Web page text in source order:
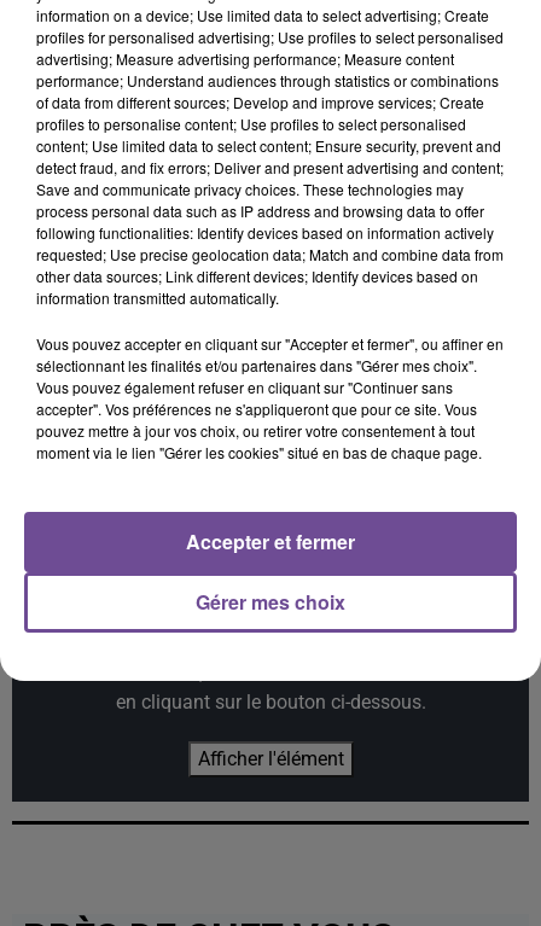
3h20
3h20
P!NK
All Out Of Fight
3h16
3h16
CHRISTOPHE MAÉ
La Lune
3h13
3h13
M. POKORA
Trophée
3h10
3h10
Kygo Feat. Parson
James
3h07
3h07
ODYSSEY
Oh La Mer
3h04
3h04
DJ Snake
Middle
Cet élément est masqué compte-tenu du refus du
en cliquant sur le bouton ci-dessous.
Afficher l'élément
information on a device; Use limited data to select advertising; Create
profiles for personalised advertising; Use profiles to select personalised
advertising; Measure advertising performance; Measure content
performance; Understand audiences through statistics or combinations
of data from different sources; Develop and improve services; Create
profiles to personalise content; Use profiles to select personalised
content; Use limited data to select content; Ensure security, prevent and
detect fraud, and fix errors; Deliver and present advertising and content;
Save and communicate privacy choices. These technologies may
process personal data such as IP address and browsing data to offer
following functionalities: Identify devices based on information actively
requested; Use precise geolocation data; Match and combine data from
other data sources; Link different devices; Identify devices based on
information transmitted automatically.
Vous pouvez accepter en cliquant sur "Accepter et fermer", ou affiner en
sélectionnant les finalités et/ou partenaires dans "Gérer mes choix".
Vous pouvez également refuser en cliquant sur "Continuer sans
accepter". Vos préférences ne s'appliqueront que pour ce site. Vous
pouvez mettre à jour vos choix, ou retirer votre consentement à tout
moment via le lien "Gérer les cookies" situé en bas de chaque page.
Gérer mes choix
Accepter et fermer